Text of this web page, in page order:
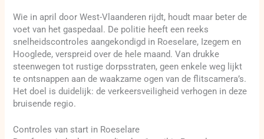
Wie in april door West-Vlaanderen rijdt, houdt maar beter de
voet van het gaspedaal. De politie heeft een reeks
snelheidscontroles aangekondigd in Roeselare, Izegem en
Hooglede, verspreid over de hele maand. Van drukke
steenwegen tot rustige dorpsstraten, geen enkele weg lijkt
te ontsnappen aan de waakzame ogen van de flitscamera’s.
Het doel is duidelijk: de verkeersveiligheid verhogen in deze
bruisende regio.
Controles van start in Roeselare